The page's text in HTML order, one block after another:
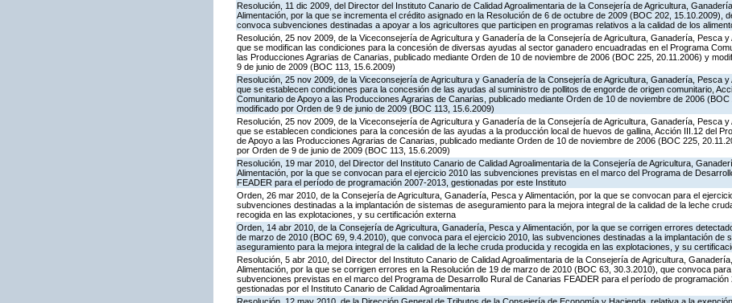
Resolución, 11 dic 2009, del Director del Instituto Canario de Calidad Agroalimentaria de la Consejería de Agricultura,
Alimentación, por la que se incrementa el crédito asignado en la Resolución de 6 de octubre de 2009 (BOC 202, 15.10.2009),
convoca subvenciones destinadas a apoyar a los agricultores que participen en programas relativos a la calidad de los
Resolución, 25 nov 2009, de la Viceconsejería de Agricultura y Ganadería de la Consejería de Agricultura, Ganadería, Pesca y
que se modifican las condiciones para la concesión de diversas ayudas al sector ganadero encuadradas en el Programa
las Producciones Agrarias de Canarias, publicado mediante Orden de 10 de noviembre de 2006 (BOC 225, 20.11.2006) y
9 de junio de 2009 (BOC 113, 15.6.2009)
Resolución, 25 nov 2009, de la Viceconsejería de Agricultura y Ganadería de la Consejería de Agricultura, Ganadería, Pesca y
que se establecen condiciones para la concesión de las ayudas al suministro de pollitos de engorde de origen comunitario,
Comunitario de Apoyo a las Producciones Agrarias de Canarias, publicado mediante Orden de 10 de noviembre de 2006
modificado por Orden de 9 de junio de 2009 (BOC 113, 15.6.2009)
Resolución, 25 nov 2009, de la Viceconsejería de Agricultura y Ganadería de la Consejería de Agricultura, Ganadería, Pesca y
que se establecen condiciones para la concesión de las ayudas a la producción local de huevos de gallina, Acción III.12 del
de Apoyo a las Producciones Agrarias de Canarias, publicado mediante Orden de 10 de noviembre de 2006 (BOC 225,
por Orden de 9 de junio de 2009 (BOC 113, 15.6.2009)
Resolución, 19 mar 2010, del Director del Instituto Canario de Calidad Agroalimentaria de la Consejería de Agricultura,
Alimentación, por la que se convocan para el ejercicio 2010 las subvenciones previstas en el marco del Programa de
FEADER para el período de programación 2007-2013, gestionadas por este Instituto
Orden, 26 mar 2010, de la Consejería de Agricultura, Ganadería, Pesca y Alimentación, por la que se convocan para el
subvenciones destinadas a la implantación de sistemas de aseguramiento para la mejora integral de la calidad de la leche
recogida en las explotaciones, y su certificación externa
Orden, 14 abr 2010, de la Consejería de Agricultura, Ganadería, Pesca y Alimentación, por la que se corrigen errores
de marzo de 2010 (BOC 69, 9.4.2010), que convoca para el ejercicio 2010, las subvenciones destinadas a la implantación de
aseguramiento para la mejora integral de la calidad de la leche cruda producida y recogida en las explotaciones, y su
Resolución, 5 abr 2010, del Director del Instituto Canario de Calidad Agroalimentaria de la Consejería de Agricultura,
Alimentación, por la que se corrigen errores en la Resolución de 19 de marzo de 2010 (BOC 63, 30.3.2010), que convoca
subvenciones previstas en el marco del Programa de Desarrollo Rural de Canarias FEADER para el período de programación
gestionadas por el Instituto Canario de Calidad Agroalimentaria